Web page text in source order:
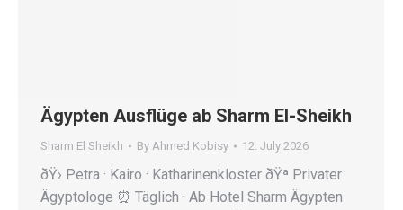
Ägypten Ausflüge ab Sharm El-Sheikh
Sharm El Sheikh By Ahmed Kobisy 12. July 2026
ðŸ› Petra · Kairo · Katharinenkloster ðŸª Privater
Ägyptologe ⏰️ Täglich · Ab Hotel Sharm Ägypten